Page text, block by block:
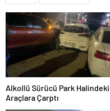
Alkollü Sürücü Park Halindeki
Araçlara Çarptı